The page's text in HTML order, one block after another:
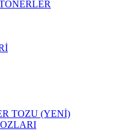
TOZU (YENİ)